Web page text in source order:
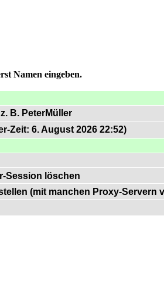
Namen eingeben.
z. B. PeterMüller
Zeit: 6. August 2026 22:52)
Session löschen
(mit manchen Proxy-Servern